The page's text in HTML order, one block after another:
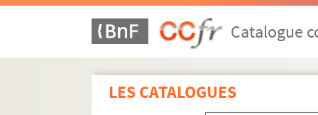
Catalogue
LES CATALOGUES